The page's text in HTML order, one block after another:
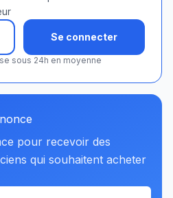
Se connecter
sous 24h en moyenne
pour recevoir des
qui souhaitent acheter